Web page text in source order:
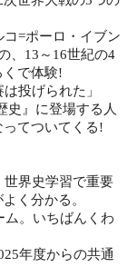
=ポーロ・イブン
、13～16世紀の4
くで体験!
投げられた」
史』に登場する人
てついてくる!
界史学習で重要
く分かる。
。いちばんくわ
年度からの共通